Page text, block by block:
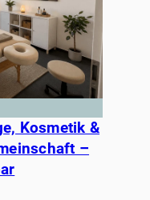
Kosmetik &
–